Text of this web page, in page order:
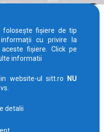
fișiere de tip
cu privire la
fișiere. Click pe
informatii
website-ul sitt.ro
NU
detalii